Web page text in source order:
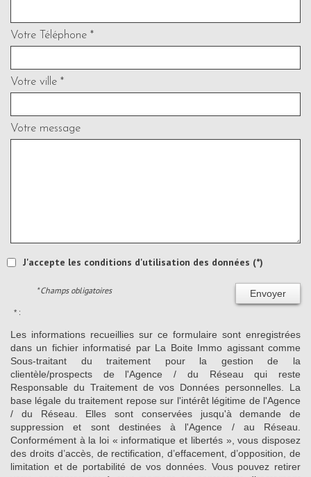
Votre Téléphone *
Votre ville *
Votre message
J'accepte les conditions d'utilisation des données (*)
Envoyer
* Champs obligatoires
* :
Les informations recueillies sur ce formulaire sont enregistrées
dans un fichier informatisé par La Boite Immo agissant comme
Sous-traitant du traitement pour la gestion de la
clientèle/prospects de l'Agence / du Réseau qui reste
Responsable du Traitement de vos Données personnelles. La
base légale du traitement repose sur l'intérêt légitime de l'Agence
/ du Réseau. Elles sont conservées jusqu'à demande de
suppression et sont destinées à l'Agence / au Réseau.
Conformément à la loi « informatique et libertés », vous disposez
des droits d’accès, de rectification, d’effacement, d’opposition, de
limitation et de portabilité de vos données. Vous pouvez retirer